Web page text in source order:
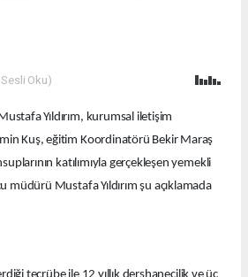
Oku)
Yıldırım, kurumsal iletişim
Kuş, eğitim Koordinatörü Bekir Maraş
katılımıyla gerçekleşen yemekli
Mustafa Yıldırım şu açıklamada